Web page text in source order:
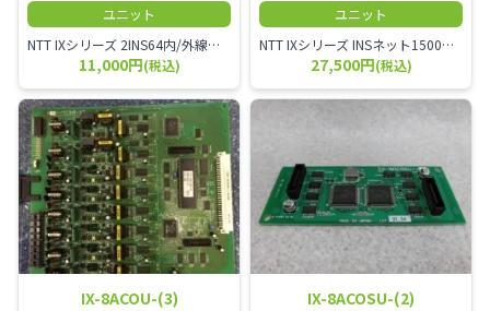
ユニット
NTT IXシリーズ 2INS64内/外線ユニット IX-2ICOB/EU-(2)
11,000円(税込)
ユニット
NTT IXシリーズ INSネット1500内/外線ユニット IX-ICOP/E・TTCU
27,500円(税込)
IX-8ACOU-(3) IX-8ACOSU-(2)